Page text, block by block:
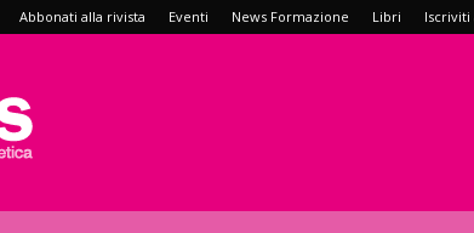
Abbonati alla rivista Eventi News Formazione Libri